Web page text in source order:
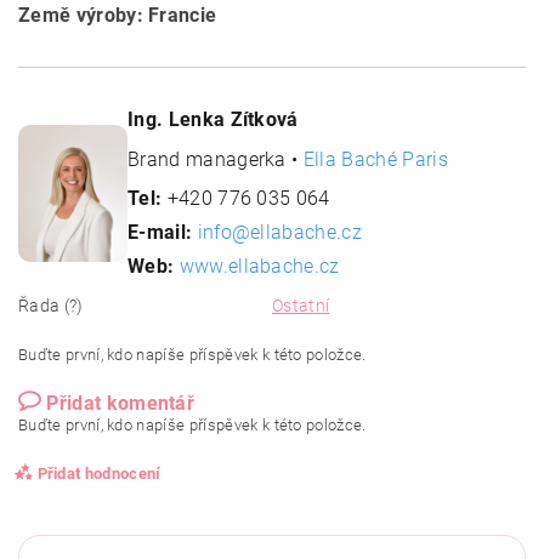
Země výroby: Francie
Ing. Lenka Zítková
Brand managerka • Ella Baché Paris
Tel: +420 776 035 064
E-mail: info@ellabache.cz
Web: www.ellabache.cz
Řada (?) Ostatní
Buďte první, kdo napíše příspěvek k této položce.
Přidat komentář
Buďte první, kdo napíše příspěvek k této položce.
Přidat hodnocení